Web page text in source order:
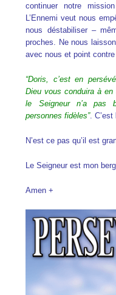
continuer notre
L’Ennemi veut nous
nous déstabiliser –
proches. Ne nous
avec nous et point
“Doris, c’est en
Dieu vous conduira à
le Seigneur n’a pas
personnes fidèles”. C’est
N’est ce pas qu’il est
Le Seigneur est mon
Amen +